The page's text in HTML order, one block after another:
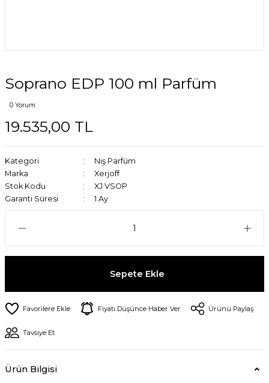
Soprano EDP 100 ml Parfüm
0 Yorum
19.535,00 TL
Kategori
Niş Parfüm
Marka
Xerjoff
Stok Kodu
XJ VSOP
Garanti Süresi
1 Ay
Sepete Ekle
Fiyatı Düşünce Haber Ver Ürünü Paylaş
Tavsiye Et
Ürün Bilgisi